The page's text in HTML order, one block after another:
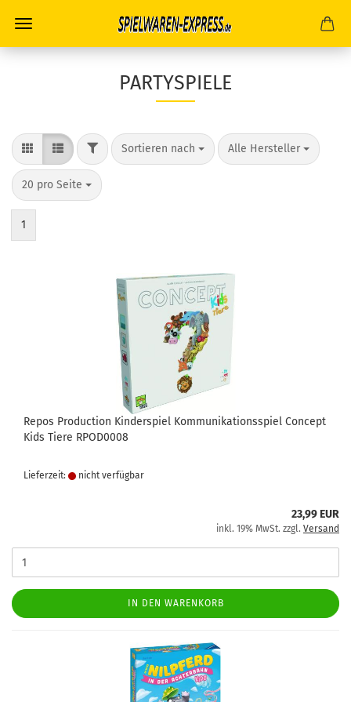
PARTYSPIELE
FILTERSortieren nach
Sortieren nach Alle Hersteller
pro Seite
20 pro Seite
pro Seite
1
Repos Production Kinderspiel Kommunikationsspiel Concept
Kids Tiere RPOD0008
Lieferzeit: nicht verfügbar
23,99 EUR
inkl. 19% MwSt. zzgl. Versand
IN DEN WARENKORB